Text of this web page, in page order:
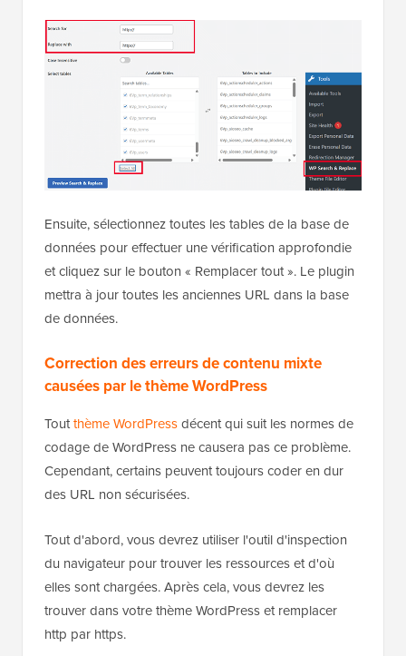
Ensuite, sélectionnez toutes les tables de la base de
données pour effectuer une vérification approfondie
et cliquez sur le bouton « Remplacer tout ». Le plugin
mettra à jour toutes les anciennes URL dans la base
de données.
Correction des erreurs de contenu mixte
causées par le thème WordPress
Toutthème WordPressdécent qui suit les normes de
codage de WordPress ne causera pas ce problème.
Cependant, certains peuvent toujours coder en dur
des URL non sécurisées.
Tout d'abord, vous devrez utiliser l'outil d'inspection
du navigateur pour trouver les ressources et d'où
elles sont chargées. Après cela, vous devrez les
trouver dans votre thème WordPress et remplacer
http par https.